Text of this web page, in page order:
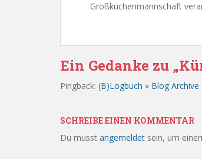
Großküchenmannschaft
Ein Gedanke zu
Pingback: (B)Logbuch » Blog
SCHREIBE EINEN KOMMENTAR
Du musst angemeldet sein, um